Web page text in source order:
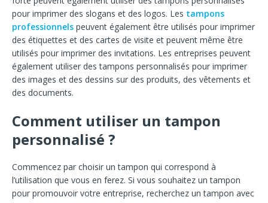
pour imprimer des slogans et des logos. Les tampons
professionnels peuvent également être utilisés pour imprimer
des étiquettes et des cartes de visite et peuvent même être
utilisés pour imprimer des invitations. Les entreprises peuvent
également utiliser des tampons personnalisés pour imprimer
des images et des dessins sur des produits, des vêtements et
des documents.
Comment utiliser un tampon
personnalisé ?
Commencez par choisir un tampon qui correspond à
l’utilisation que vous en ferez. Si vous souhaitez un tampon
pour promouvoir votre entreprise, recherchez un tampon avec